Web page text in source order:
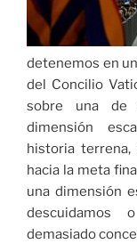
detenemos en
del Concilio
sobre una de
dimensión
historia terrena,
hacia la meta
una dimensión
descuidamos
demasiado